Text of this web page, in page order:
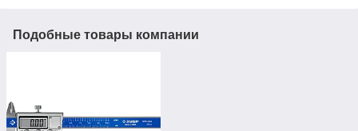
Подобные товары компании